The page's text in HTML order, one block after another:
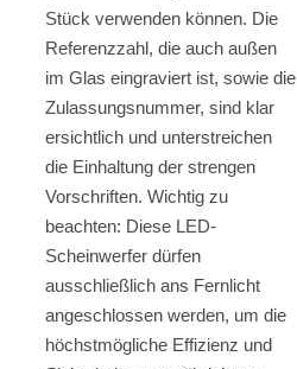
Stück verwenden können. Die
Referenzzahl, die auch außen
im Glas eingraviert ist, sowie die
Zulassungsnummer, sind klar
ersichtlich und unterstreichen
die Einhaltung der strengen
Vorschriften. Wichtig zu
beachten: Diese LED-
Scheinwerfer dürfen
ausschließlich ans Fernlicht
angeschlossen werden, um die
höchstmögliche Effizienz und